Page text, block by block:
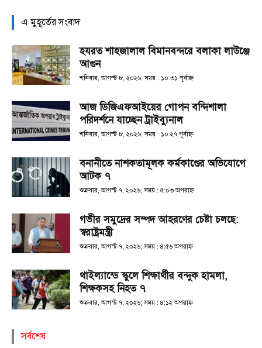
এ মুহূর্তের সংবাদ
হযরত শাহজালাল বিমানবন্দরে বলাকা লাউঞ্জে
আগুন
শনিবার, আগস্ট ৮, ২০২৬; সময় : ১০:৩১ পূর্বাহ্ণ
আজ ডিজিএফআইয়ের গোপন বন্দিশালা
পরিদর্শনে যাচ্ছেন ট্রাইব্যুনাল
শনিবার, আগস্ট ৮, ২০২৬; সময় : ১০:২৭ পূর্বাহ্ণ
বনানীতে নাশকতামূলক কর্মকাণ্ডের অভিযোগে
আটক ৭
শুক্রবার, আগস্ট ৭, ২০২৬; সময় : ৫:০৩ অপরাহ্ণ
গভীর সমুদ্রের সম্পদ আহরণের চেষ্টা চলছে:
স্বরাষ্ট্রমন্ত্রী
শুক্রবার, আগস্ট ৭, ২০২৬; সময় : ৪:৫৬ অপরাহ্ণ
থাইল্যান্ডে স্কুলে শিক্ষার্থীর বন্দুক হামলা,
শিক্ষকসহ নিহত ৭
শুক্রবার, আগস্ট ৭, ২০২৬; সময় : ৪:১২ অপরাহ্ণ
সর্বশেষ